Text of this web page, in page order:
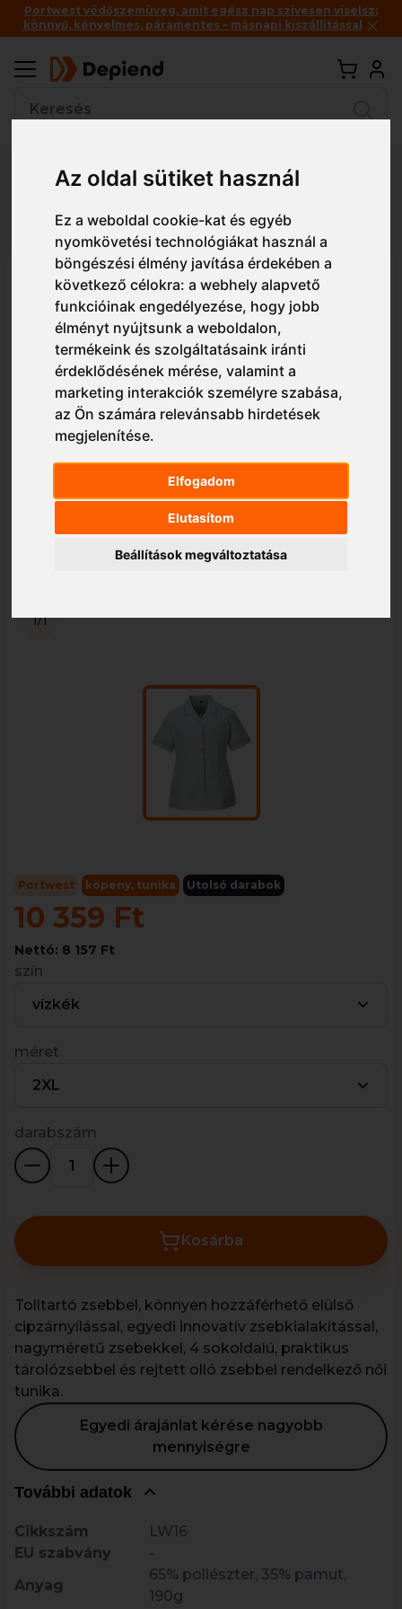
Az oldal sütiket használ
Ez a weboldal cookie-kat és egyéb
nyomkövetési technológiákat használ a
böngészési élmény javítása érdekében a
következő célokra:a webhely alapvető
funkcióinak engedélyezése, hogy jobb
élményt nyújtsunk a weboldalon,
termékeink és szolgáltatásaink iránti
érdeklődésének mérése, valamint a
marketing interakciók személyre szabása,
az Ön számára relevánsabb hirdetések
megjelenítése.
Elfogadom
Elutasítom
Beállítások megváltoztatása
Portwest védőszemüveg, amit egész nap szívesen viselsz:
könnyű, kényelmes, páramentes – másnapi kiszállítással
Vissza
Részletes nézet Egyszerű nézet
LW16 Portwest Női csíkos
tunika
1/1
Portwest köpeny, tunika Utolsó darabok
10 359 Ft
Nettó: 8 157 Ft
szín
vízkék
méret
2XL
darabszám
Kosárba
Tolltartó zsebbel, könnyen hozzáférhető elülső
cipzárnyílással, egyedi innovatív zsebkialakítással,
nagyméretű zsebekkel, 4 sokoldalú, praktikus
tárolózsebbel és rejtett olló zsebbel rendelkező női
tunika.
Egyedi árajánlat kérése nagyobb
mennyiségre
További adatok
Cikkszám
LW16
EU szabvány
-
Anyag
65% poliészter, 35% pamut,
190g